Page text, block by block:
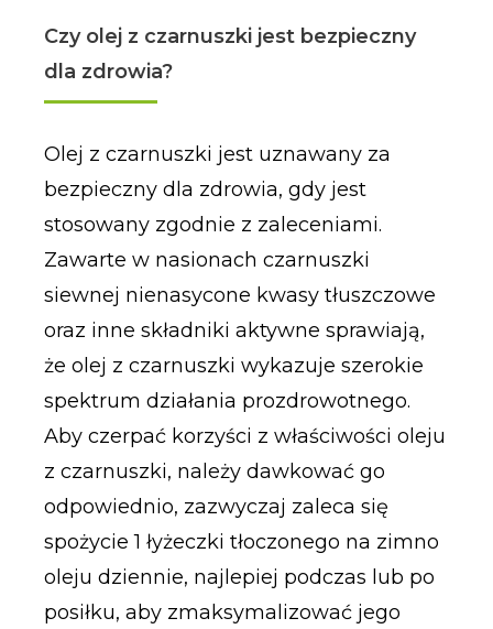
Czy olej z czarnuszki jest bezpieczny
dla zdrowia?
Olej z czarnuszki jest uznawany za
bezpieczny dla zdrowia, gdy jest
stosowany zgodnie z zaleceniami.
Zawarte w nasionach czarnuszki
siewnej nienasycone kwasy tłuszczowe
oraz inne składniki aktywne sprawiają,
że olej z czarnuszki wykazuje szerokie
spektrum działania prozdrowotnego.
Aby czerpać korzyści z właściwości oleju
z czarnuszki, należy dawkować go
odpowiednio, zazwyczaj zaleca się
spożycie 1 łyżeczki tłoczonego na zimno
oleju dziennie, najlepiej podczas lub po
posiłku, aby zmaksymalizować jego